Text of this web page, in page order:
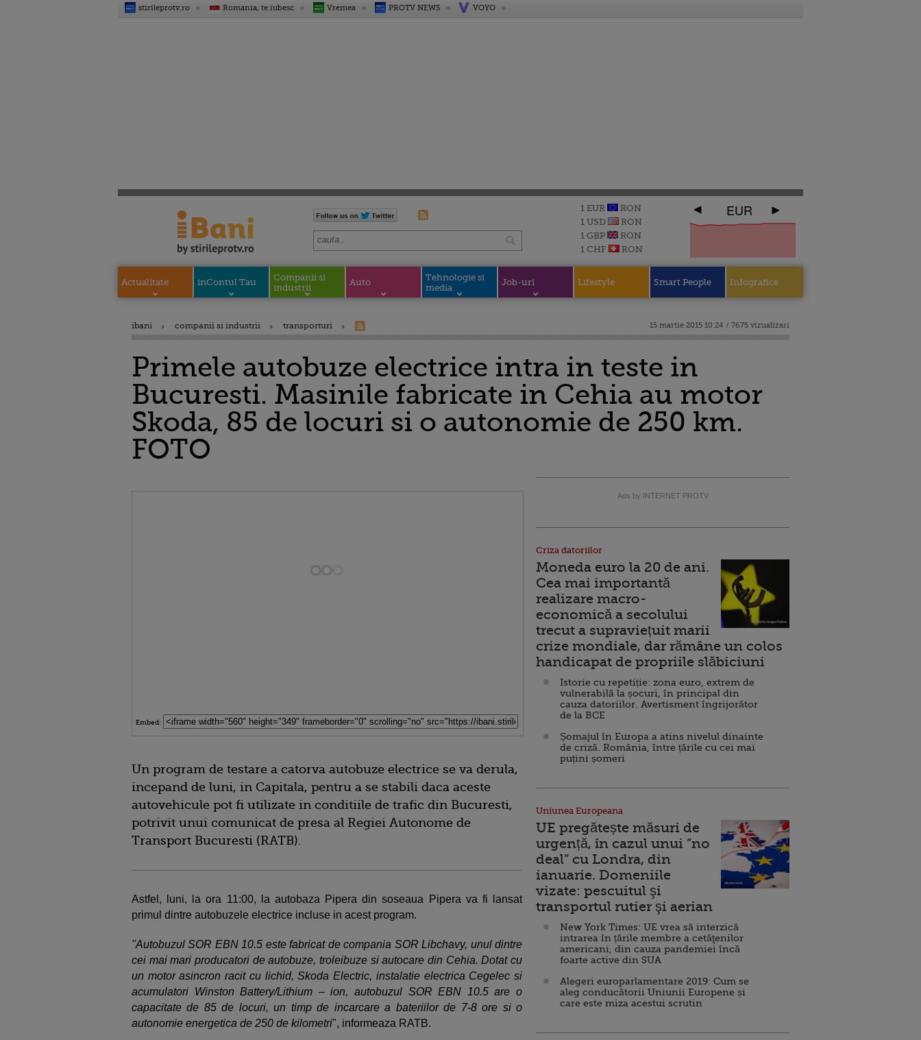
stirileprotv.ro Romania, te iubesc Vremea PROTV NEWS VOYO
1 EUR
RON
1 USD
RON
1 GBP
RON
1 CHF
RON
EUR
Actualitate inContul Tau
Companii si
industrii
Auto
Tehnologie si
media
Job-uri Lifestyle Smart People Infografice
ibani companii si industrii transporturi 15 martie 2015 10:24 / 7675 vizualizari
Primele autobuze electrice intra in teste in
Bucuresti. Masinile fabricate in Cehia au motor
Skoda, 85 de locuri si o autonomie de 250 km.
FOTO
Embed:
Un program de testare a catorva autobuze electrice se va derula,
incepand de luni, in Capitala, pentru a se stabili daca aceste
autovehicule pot fi utilizate in conditiile de trafic din Bucuresti,
potrivit unui comunicat de presa al Regiei Autonome de
Transport Bucuresti (RATB).
Astfel, luni, la ora 11:00, la autobaza Pipera din soseaua Pipera va fi lansat
primul dintre autobuzele electrice incluse in acest program.
"Autobuzul SOR EBN 10.5 este fabricat de compania SOR Libchavy, unul dintre
cei mai mari producatori de autobuze, troleibuze si autocare din Cehia. Dotat cu
un motor asincron racit cu lichid, Skoda Electric, instalatie electrica Cegelec si
acumulatori Winston Battery/Lithium – ion, autobuzul SOR EBN 10.5 are o
capacitate de 85 de locuri, un timp de incarcare a bateriilor de 7-8 ore si o
autonomie energetica de 250 de kilometri", informeaza RATB.
Ads by INTERNET PROTV
Criza datoriilor
Moneda euro la 20 de ani.
Cea mai importantă
realizare macro-
economică a secolului
trecut a supraviețuit marii
crize mondiale, dar rămâne un colos
handicapat de propriile slăbiciuni
Istorie cu repetiție: zona euro, extrem de
vulnerabilă la șocuri, în principal din
cauza datoriilor. Avertisment îngrijorător
de la BCE
Șomajul în Europa a atins nivelul dinainte
de criză. România, între țările cu cei mai
puțini șomeri
Uniunea Europeana
UE pregătește măsuri de
urgență, în cazul unui ”no
deal” cu Londra, din
ianuarie. Domeniile
vizate: pescuitul şi
transportul rutier şi aerian
New York Times: UE vrea să interzică
intrarea în țările membre a cetăţenilor
americani, din cauza pandemiei încă
foarte active din SUA
Alegeri europarlamentare 2019: Cum se
aleg conducătorii Uniunii Europene și
care este miza acestui scrutin